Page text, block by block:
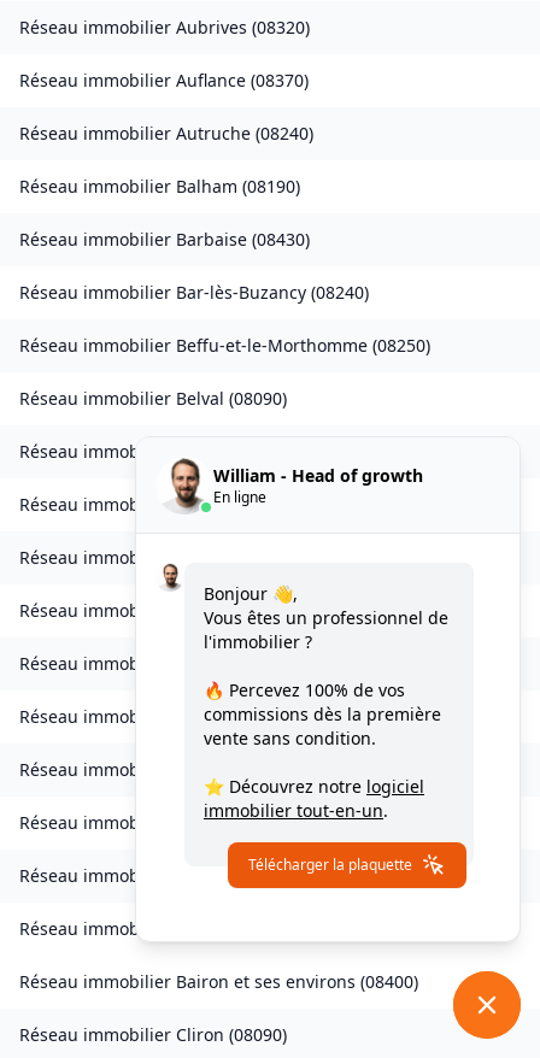
Réseau immobilier Aubrives (08320)
Réseau immobilier Auflance (08370)
Réseau immobilier Autruche (08240)
Réseau immobilier Balham (08190)
Réseau immobilier Barbaise (08430)
Réseau immobilier Bar-lès-Buzancy (08240)
Réseau immobilier Beffu-et-le-Morthomme (08250)
Réseau immobilier Belval (08090)
Réseau immobilier
Réseau immobilierBourcq (08400
Réseau immobilier
Réseau immobilier Brévilly( 08140)
Réseau immobilier
Réseau immobilier Chagny(08430)
Réseau immobilier
Réseau immobilier Chardeny(08400)
Réseau immobilier Chatel-Chéhéry(08250)
Réseau immobilier
Réseau immobilier Bairon et ses environs (08400)
Réseau immobilier Cliron (08090)
William - Head of growth
En ligne
Bonjour 👋,
Vous êtes un professionnel de
l'immobilier ?
🔥 Percevez 100% de vos
commissions dès la première
vente sans condition.
⭐ Découvrez notre logiciel
immobilier tout-en-un.
Télécharger la plaquette